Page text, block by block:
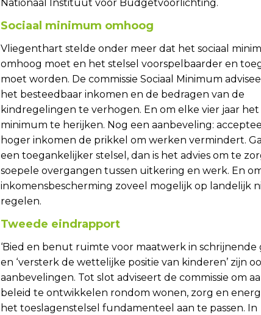
Nationaal Instituut voor Budgetvoorlichting.
Sociaal minimum omhoog
Vliegenthart stelde onder meer dat het sociaal
omhoog moet en het stelsel voorspelbaarder en
moet worden. De commissie Sociaal Minimum
het besteedbaar inkomen en de bedragen van de
kindregelingen te verhogen. En om elke vier jaar het
minimum te herijken. Nog een aanbeveling:
hoger inkomen de prikkel om werken vermindert.
een toegankelijker stelsel, dan is het advies om te
soepele overgangen tussen uitkering en werk. En
inkomensbescherming zoveel mogelijk op landelijk
regelen.
Tweede eindrapport
‘Bied en benut ruimte voor maatwerk in schrijnende
en ‘versterk de wettelijke positie van kinderen’ zijn
aanbevelingen. Tot slot adviseert de commissie om
beleid te ontwikkelen rondom wonen, zorg en
het toeslagenstelsel fundamenteel aan te passen. In